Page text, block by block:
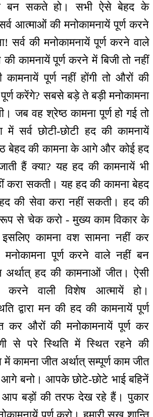
बन सकते हो। सभी ऐसे बेहद के
आत्माओं की मनोकामनायें पूर्ण करने
सर्व की मनोकामनायें पूर्ण करने वाले
कामनायें पूर्ण करने में बिजी तो नहीं
पूर्ण नहीं होंगी तो औरों की
करेंगे? सबसे बड़े ते बड़ी मनोकामना
जब वह श्रेष्ठ कामना पूर्ण हो गई तो
सर्व छोटी-छोटी हद की कामनायें
बेहद की कामना के आगे और कोई हद
हैं क्या? यह हद की कामनायें भी
करा सकती। यह हद की कामना बेहद
बेहद की सेवा करा नहीं सकती। हद की
रूप से चेक करो - मुख्य काम विकार के
कामना वश सामना नहीं कर
पूर्ण करने वाले नहीं बन
हद की कामनाओं जीत। ऐसी
करने वाली विशेष आत्मायें हो।
द्वारा मन की हद की कामनायें पूर्ण
कर औरों की मनोकामनायें पूर्ण कर
से परे स्थिति में स्थित रहने की
कामना जीत अर्थात् सम्पूर्ण काम जीत
बनो। आपके छोटे-छोटे भाई बहिनें
आप बड़ों की तरफ देख रहे हैं। पुकार